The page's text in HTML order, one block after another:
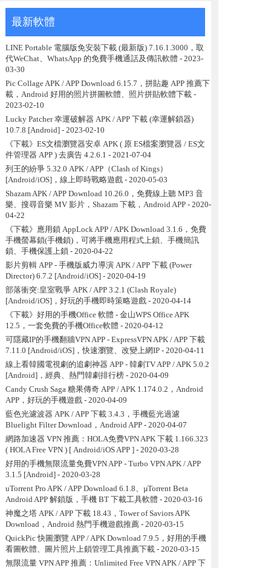
最新軟體
LINE Portable 電腦版免安裝下載 (最新版) 7.16.1.3000，取
代WeChat、WhatsApp 的免費手機通話及傳訊軟體 - 2023-
03-30
Pic Collage APK / APP Download 6.15.7，拼貼趣 APP 推薦下
載，Android 好用的照片拼圖軟體、照片拼貼軟體下載-
2023-02-10
Lucky Patcher 幸運破解器 APK / APP 下載 (幸運解鎖器)
10.7.8 [Android] - 2023-02-10
《下載》ES文檔瀏覽器安卓 APK ( 原 ES檔案瀏覽器 / ES文
件管理器 APP ) 去廣告 4.2.6.1 - 2021-07-04
列王的紛爭 5.32.0 APK / APP（Clash of Kings）
[Android/iOS]，線上即時戰略遊戲- 2020-05-03
Shazam APK / APP Download 10.26.0，免費線上聽 MP3 音
樂、搜尋音樂 MV 影片，Shazam 下載，Android APP- 2020-
04-22
《下載》應用鎖 AppLock APP / APK Download 3.1.6，免費
手機螢幕鎖(手機鎖)，可將手機應用程式上鎖、手機簡訊
鎖、手機保護上鎖 - 2020-04-22
影片剪輯 APP - 手機版威力導演 APK / APP 下載 (Power
Director) 6.7.2 [Android/iOS]- 2020-04-19
部落衝突:皇室戰爭 APK / APP 3.2.1 (Clash Royale)
[Android/iOS]，好玩的手機即時策略遊戲- 2020-04-14
《下載》好用的手機Office 軟體 - 金山WPS Office APK
12.5，一套免費的手機Office軟體 - 2020-04-12
可隱藏IP的手機翻牆VPN APP - ExpressVPN APK / APP 下載
7.11.0 [Android/iOS]，快速瀏覽、改變上網IP- 2020-04-11
線上看韓國電視劇的追劇神器 APP - 韓劇TV APP / APK 5.0.2
[Android]，經典、熱門韓劇排行榜- 2020-04-09
Candy Crush Saga 糖果傳奇 APP / APK 1.174.0.2，Android
APP，好玩的手機遊戲- 2020-04-09
藍色光濾波器 APK / APP 下載 3.4.3，手機藍光過濾
Bluelight Filter Download，Android APP- 2020-04-07
網路加速器 VPN 推薦：HOLA免费VPN APK 下載 1.166.323
( HOLA Free VPN ) [ Android/iOS APP ]- 2020-03-28
好用的手機無限流量免費VPN APP - Turbo VPN APK / APP
3.1.5 [Android]- 2020-03-28
uTorrent Pro APK / APP Download 6.1.8、µTorrent Beta
Android APP 解鎖版，手機 BT 下載工具軟體 - 2020-03-16
神魔之塔 APK / APP 下載 18.43，Tower of Saviors APK
Download，Android 熱門手機遊戲推薦- 2020-03-15
QuickPic 快圖瀏覽 APP / APK Download 7.9.5，好用的手機
看圖軟體、圖片照片上鎖管理工具推薦下載- 2020-03-15
無限流量 VPN APP 推薦：Unlimited Free VPN APK / APP 下